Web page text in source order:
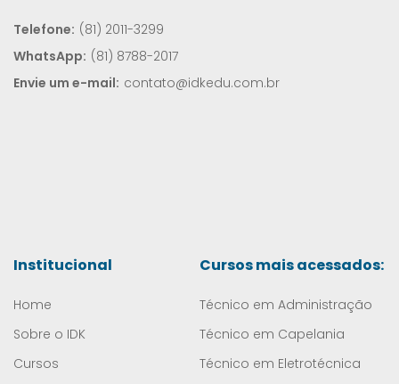
Telefone: (81) 2011-3299
WhatsApp: (81) 8788-2017
Envie um e-mail: contato@idkedu.com.br
Institucional
Home
Sobre o IDK
Cursos
Cursos mais acessados:
Técnico em Administração
Técnico em Capelania
Técnico em Eletrotécnica